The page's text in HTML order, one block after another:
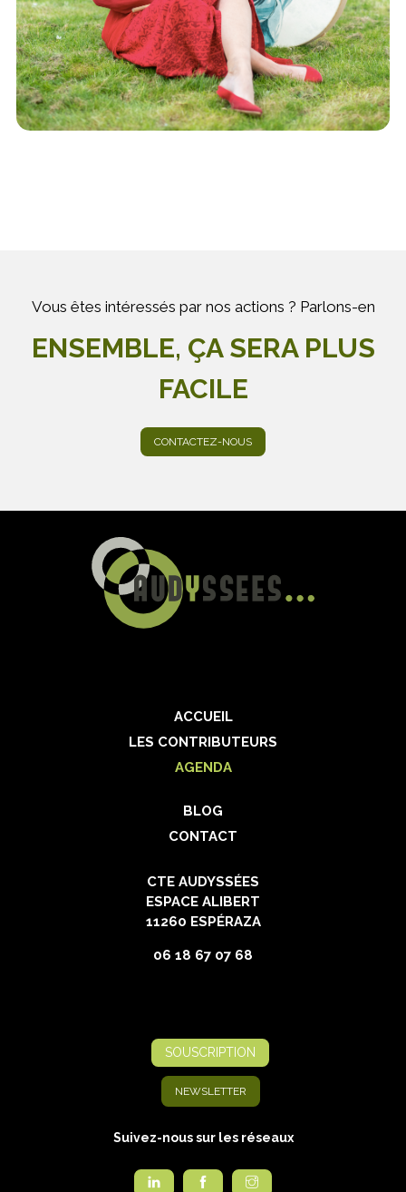
Vous êtes intéressés par nos actions ? Parlons-en
ENSEMBLE, ÇA SERA PLUS
FACILE
CONTACTEZ-NOUS
ACCUEIL
LES CONTRIBUTEURS
AGENDA
BLOG
CONTACT
CTE AUDYSSÉES
ESPACE ALIBERT
11260 ESPÉRAZA
06 18 67 07 68
SOUSCRIPTION
NEWSLETTER
Suivez-nous sur les réseaux